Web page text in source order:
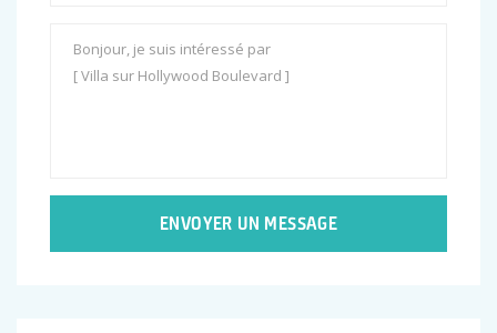
ENVOYER UN MESSAGE